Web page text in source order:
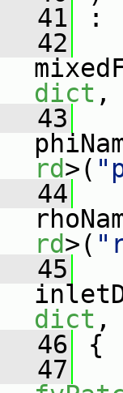
41
:
42
dict ,
43
rd>(
44
rd>(
45
dict
46
{
47